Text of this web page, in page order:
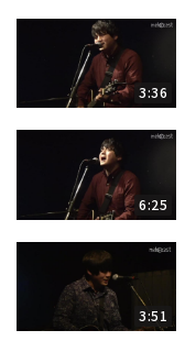
3:36
6:25
3:51